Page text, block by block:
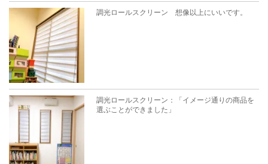
調光ロールスクリーン 想像以上にいいです。
調光ロールスクリーン：「イメージ通りの商品を
選ぶことができました」